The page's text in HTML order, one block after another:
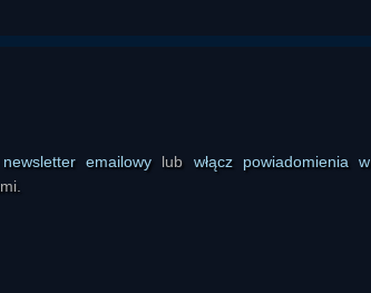
emailowy lub włącz powiadomienia w